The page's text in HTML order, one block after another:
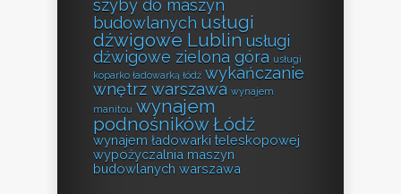
szyby do maszyn
budowlanych usługi
dźwigowe Lublinusługi
dźwigowe zielona góra usługi
koparko ładowarką łódź wykańczanie
wnętrz warszawa wynajem
manitou wynajem
podnośników Łódź
wynajem ładowarki teleskopowej
wypożyczalnia maszyn
budowlanych warszawa